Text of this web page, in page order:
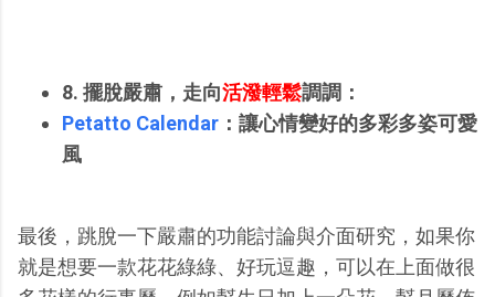
8. 擺脫嚴肅，走向活潑輕鬆調調：
Petatto Calendar ：讓心情變好的多彩多姿可愛
風
最後，跳脫一下嚴肅的功能討論與介面研究，如果你
就是想要一款花花綠綠、好玩逗趣，可以在上面做很